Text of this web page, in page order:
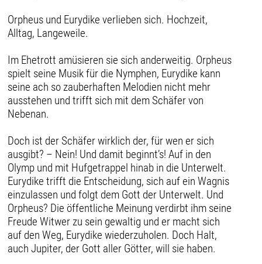
Orpheus und Eurydike verlieben sich. Hochzeit,
Alltag, Langeweile.
Im Ehetrott amüsieren sie sich anderweitig. Orpheus
spielt seine Musik für die Nymphen, Eurydike kann
seine ach so zauberhaften Melodien nicht mehr
ausstehen und trifft sich mit dem Schäfer von
Nebenan.
Doch ist der Schäfer wirklich der, für wen er sich
ausgibt? – Nein! Und damit beginnt’s! Auf in den
Olymp und mit Hufgetrappel hinab in die Unterwelt.
Eurydike trifft die Entscheidung, sich auf ein Wagnis
einzulassen und folgt dem Gott der Unterwelt. Und
Orpheus? Die öffentliche Meinung verdirbt ihm seine
Freude Witwer zu sein gewaltig und er macht sich
auf den Weg, Eurydike wiederzuholen. Doch Halt,
auch Jupiter, der Gott aller Götter, will sie haben.